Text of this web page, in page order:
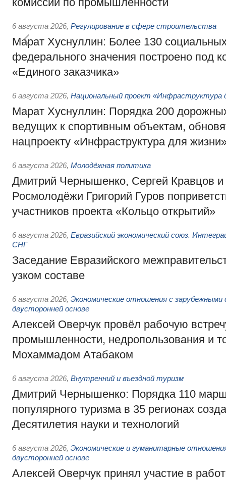
6 августа 2026, Регулирование в сфере строительства
Марат Хуснуллин: Более 130
федерального значения построено под
«Единого заказчика»
6 августа 2026, Национальный проект «Инфраструктура
Марат Хуснуллин: Порядка 200
ведущих к спортивным объектам,
нацпроекту «Инфраструктура для
6 августа 2026, Молодёжная политика
Дмитрий Чернышенко, Сергей Кравцов и
Росмолодёжи Григорий Гуров
участников проекта «Кольцо открытий»
6 августа 2026, Евразийский экономический союз.
СНГ
Заседание Евразийского
узком составе
6 августа 2026, Экономические отношения с
двусторонней основе
Алексей Оверчук провёл рабочую
промышленности, недропользования и
Мохаммадом Атабаком
6 августа 2026, Внутренний и въездной туризм
Дмитрий Чернышенко: Порядка 110
популярного туризма в 35 регионах
Десятилетия науки и технологий
6 августа 2026, Экономические и гуманитарные
двусторонней основе
Алексей Оверчук принял участие в